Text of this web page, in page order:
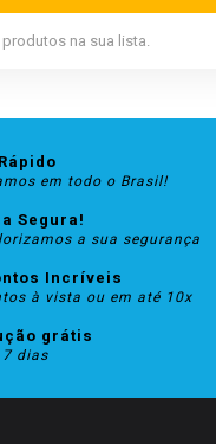
na sua lista.
em todo o Brasil!
Segura!
a sua segurança
Incríveis
à vista ou em até 10x
grátis
dias